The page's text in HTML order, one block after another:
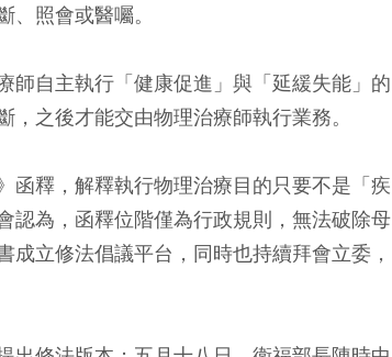
照會或醫囑。
師自主執行「健康促進」與「延緩失能」的
之後才能交由物理治療師執行業務。
函釋，解釋執行物理治療目的只要不是「疾
認為，函釋位階僅為行政規則，無法破除母
立修法倡議平台，同時也持續拜會立委，